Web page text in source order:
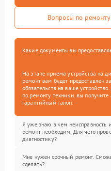
Вопросы по
Какие документы вы
На этапе приема устройства на
ремонт вам будет предоставлен
обязательств на ваше
по ремонту техники, вы
гарантийный талон.
Я уже знаю в чем неисправность
ремонт необходим. Для чего
диагностику?
Мне нужен срочный ремонт.
сделать?